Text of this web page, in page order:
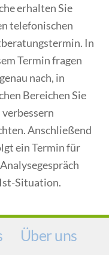
erhalten Sie
telefonischen
In
Termin fragen
nach, in
Bereichen Sie
verbessern
Anschließend
ein Termin für
Situation.
Über uns